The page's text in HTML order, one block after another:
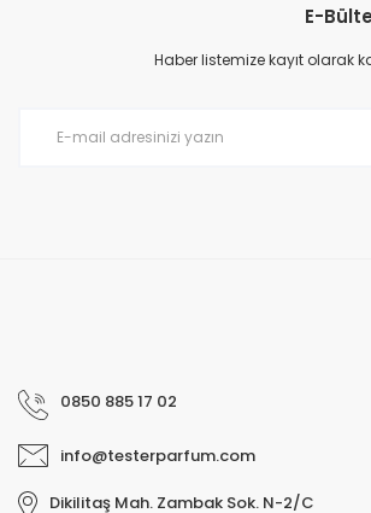
E-
Haber listemize kayıt olarak
0850 885 17 02
info@testerparfum.com
Dikilitaş Mah. Zambak Sok. N-2/C